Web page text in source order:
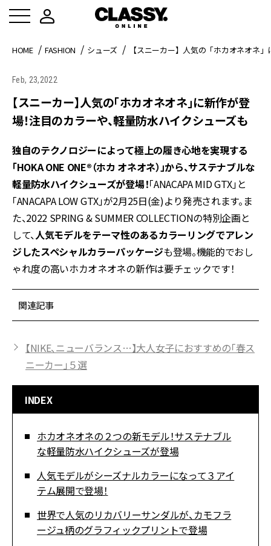
HOME FASHION シューズ 【スニーカー】人気の「ホカオネオネ
Feb, 23,2022
【スニーカー】人気の「ホカオネオネ」に新作が登
場！注目のカラーや、軽量防水ハイクシューズも
独自のテクノロジーによって極上の履き心地を実現する
「HOKA ONE ONE®（ホカ オネオネ）」から、サステナブルな
軽量防水ハイクシューズが登場！「ANACAPA MID GTX」と
「ANACAPA LOW GTX」が2月25日(金)より発売されます。ま
た、2022 SPRING & SUMMER COLLECTIONの特別企画と
して、人気モデルをテーマ性のあるカラーリングでアレン
ジしたスペシャルカラーパッケージも登場。機能的でおし
ゃれ度の高いホカオネオネの新作は要チェックです！
関連記事
【NIKE、ニューバランス…】大人女子におすすめの「春ス
ニーカー」５選
INDEX
ホカオネオネの２つの新モデル！サステナブル
な軽量防水ハイクシューズが登場
人気モデルがシーズナルカラーになって３アイ
テム展開で登場！
世界で人気のリカバリーサンダルが、カモフラ
ージュ柄のグラフィックプリントで登場